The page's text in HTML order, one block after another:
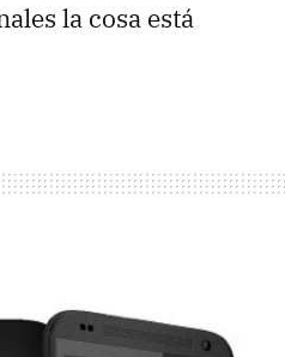
la cosa está